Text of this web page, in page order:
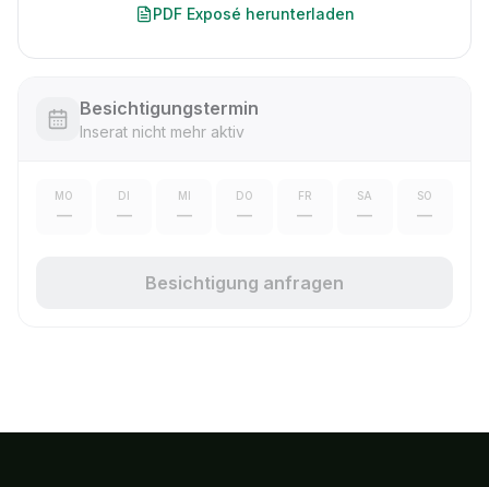
PDF Exposé herunterladen
Besichtigungstermin
Inserat nicht mehr aktiv
MO
—
DI
—
MI
—
DO
—
FR
—
SA
—
SO
—
Besichtigung anfragen